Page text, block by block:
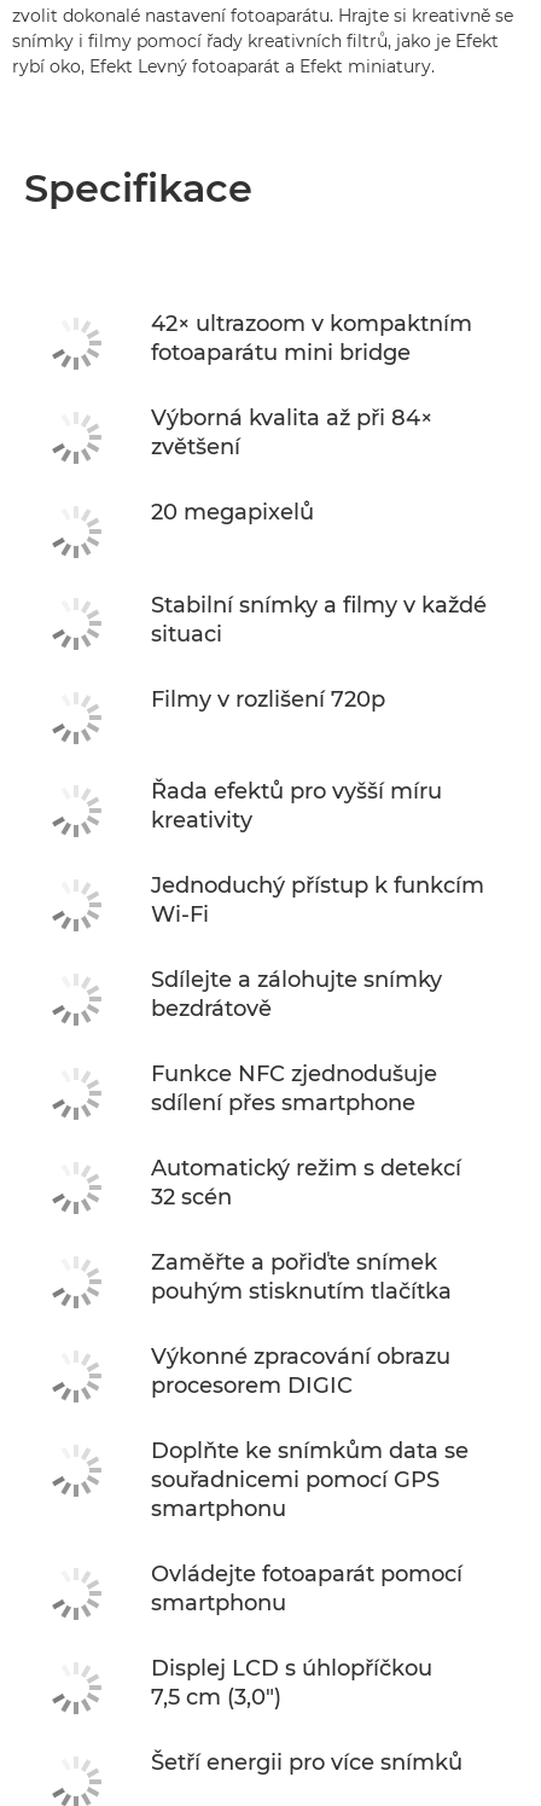
zvolit dokonalé nastavení fotoaparátu. Hrajte si kreativně se
snímky i filmy pomocí řady kreativních filtrů, jako je Efekt
rybí oko, Efekt Levný fotoaparát a Efekt miniatury.
Specifikace
42× ultrazoom v kompaktním
fotoaparátu mini bridge
Výborná kvalita až při 84×
zvětšení
20 megapixelů
Stabilní snímky a filmy v každé
situaci
Filmy v rozlišení 720p
Řada efektů pro vyšší míru
kreativity
Jednoduchý přístup k funkcím
Wi-Fi
Sdílejte a zálohujte snímky
bezdrátově
Funkce NFC zjednodušuje
sdílení přes smartphone
Automatický režim s detekcí
32 scén
Zaměřte a pořiďte snímek
pouhým stisknutím tlačítka
Výkonné zpracování obrazu
procesorem DIGIC
Doplňte ke snímkům data se
souřadnicemi pomocí GPS
smartphonu
Ovládejte fotoaparát pomocí
smartphonu
Displej LCD s úhlopříčkou
7,5 cm (3,0")
Šetří energii pro více snímků